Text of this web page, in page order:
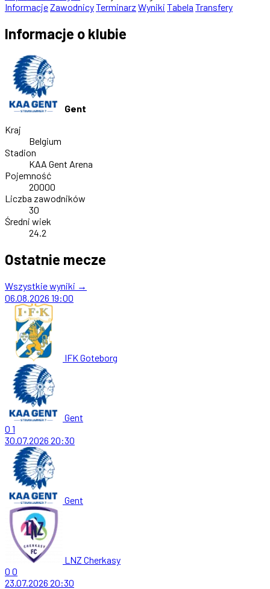
InformacjeZawodnicyTerminarz Wyniki Tabela Transfery
Informacje o klubie
Gent
Kraj
Belgium
Stadion
KAA Gent Arena
Pojemność
20000
Liczba zawodników
30
Średni wiek
24.2
Ostatnie mecze
Wszystkie wyniki →
06.08.2026 19:00
IFK Goteborg
Gent
0 1
30.07.2026 20:30
Gent
LNZ Cherkasy
0 0
23.07.2026 20:30